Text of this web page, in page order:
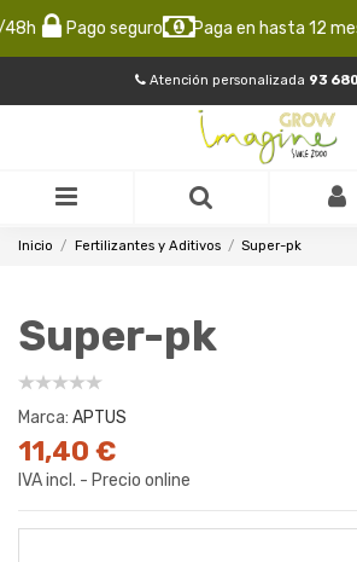
Pago seguro Paga en hasta 12
Atención personalizada 93
Inicio Fertilizantes y Aditivos Super-pk
Super-pk
Marca: APTUS
11,40 €
IVA incl. - Precio online